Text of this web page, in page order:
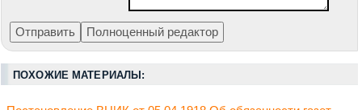
ПОХОЖИЕ МАТЕРИАЛЫ: